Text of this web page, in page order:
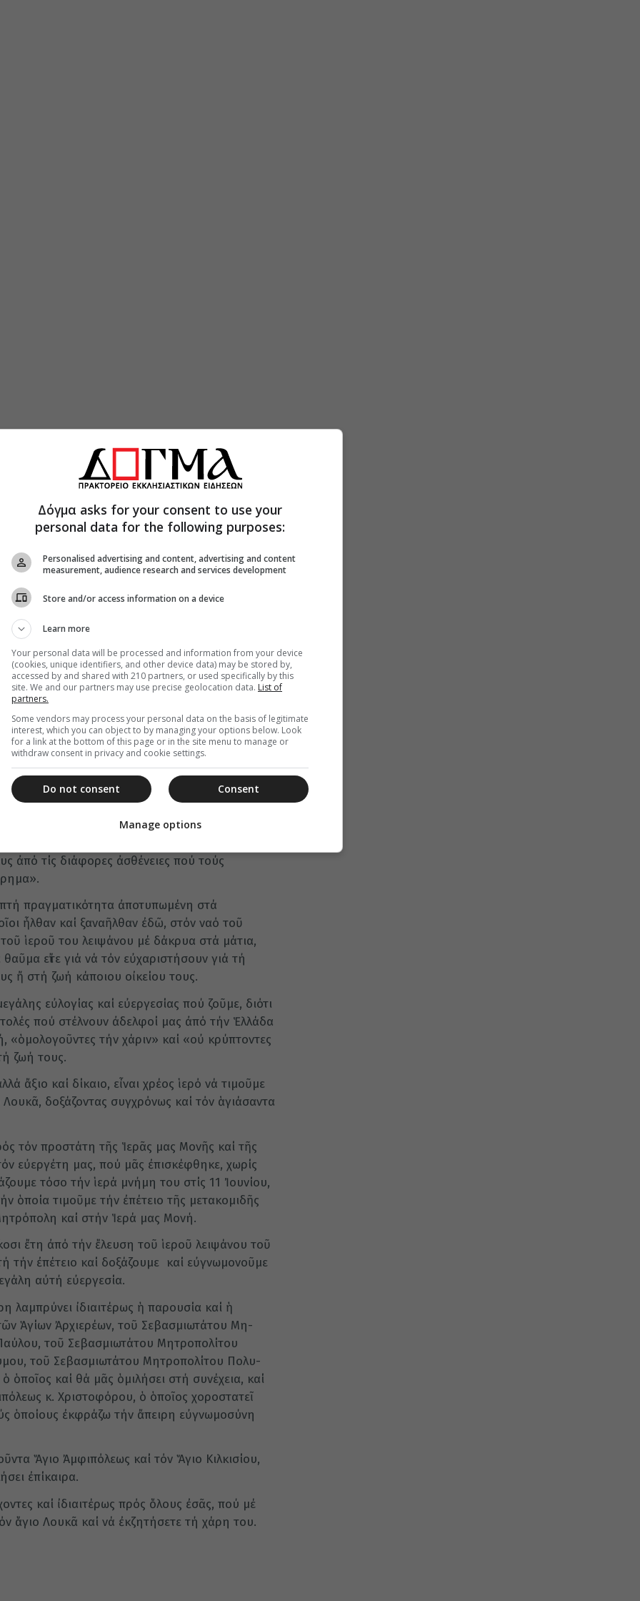
της συμπληρώσεως 20 ετών από την
Αγίου Λουκά στην Ιερά Μονή της Παναγίας
τα εγκαίνια της Έκθεσης φωτογραφίας και
εκτίθενται σπάνιες φωτογραφίες
βυζαντινές εικονογραφίες, ιερά κειμήλια
και σύγχρονες φωτογραφίες από την
του Αγίου Λουκά και την ανέγερση του
και τους ευλαβείς πιστούς ξενάγησε
Ιατρικής Εβδομάδας Αρχιμ. Αρσένιος
μας Μητροπόλεως.
Παντελεήμων εξέφρασε τις θερμές του
που λαμπρύνουν με την παρουσία τους την
Εἴκοσι χρόνια συμπληρώνονται φέτος
τοῦ ἱεροῦ καί χαρι­τοβρύτου λειψάνου
τότε ἁγίου τῆς Ἐκκλησίας μας, τοῦ ἁγίου
τοῦ ἰατροῦ καί θαυματουργοῦ, στήν Ἱερά
Παναγίας Δοβρᾶ ἀπό τή Συμφερούπολη τῆς
μεγάλη εὐλογία νά ἔχουμε κοντά μας, δίπλα
καί θαυ­μα­τουργοῦ αὐτοῦ ἁγίου μας,
καί ὄχι μόνο ἀδελφοί μας καί ζητοῦν τή
ἀπό τίς διάφορες ἀσθένειες πού τούς
πραγματικότητα ἀποτυ­πω­μένη στά
ἦλθαν καί ξανα­ῆλθαν ἐδῶ, στόν ναό τοῦ
ἱεροῦ του λειψάνου μέ δά­κρυα στά μάτια,
εἴτε γιά νά τόν εὐχαριστήσουν γιά τή
ἤ στή ζωή κάποιου οἰκείου τους.
εὐλογίας καί εὐεργε­σίας πού ζοῦμε, διότι
πού στέλνουν ἀδελφοί μας ἀπό τήν Ἑλλάδα
«ὁμολογοῦντες τήν χάριν» καί «οὐ κρύπτοντες
ζωή τους.
ἄξιο καί δίκαιο, εἶναι χρέος ἱερό νά τιμοῦμε
δοξάζοντας συγχρόνως καί τόν ἁγιάσαντα
τόν προστάτη τῆς Ἱερᾶς μας Μονῆς καί τῆς
εὐεργέτη μας, πού μᾶς ἐπισκέφθηκε, χωρίς
τόσο τήν ἱερά μνήμη του στίς 11 Ἰουνίου,
ὁποία τι­μοῦμε τήν ἐπέτειο τῆς μετακομι­δῆς
καί στήν Ἱερά μας Μονή.
ἔτη ἀπό τήν ἔλευση τοῦ ἱεροῦ λειψάνου τοῦ
τήν ἐπέ­τειο καί δοξάζουμε καί εὐγνωμο­νοῦμε
αὐτή εὐεργεσία.
λαμπρύνει ἰδιαιτέρως ἡ πα­ρουσία καί ἡ
Ἁγίων Ἀρχιερέων, τοῦ Σεβασμιωτάτου Μη­
τοῦ Σεβασμιωτάτου Μητροπολίτου
τοῦ Σεβασμιωτάτου Μητροπολίτου Πο­λυ­
ὁποῖος καί θά μᾶς ὁμιλήσει στή συνέχεια, καί
κ. Χριστοφόρου, ὁ ὁποῖος χοροστατεῖ
ὁποίους ἐκφράζω τήν ἄπειρη εὐγνωμοσύνη
Ἅγιο Ἀμφιπόλεως καί τόν Ἅγιο Κιλκισίου,
ἐπίκαι­ρα.
καί ἰδιαιτέρως πρός ὅλους ἐσᾶς, πού μέ
ἅγιο Λουκᾶ καί νά ἐκζητήσετε τή χάρη του.
Δόγμα asks for your consent to use your
personal data for the following purposes:
Personalised advertising and content, advertising and content
measurement, audience research and services development
Store and/or access information on a device
Learn more
Your personal data will be processed and information from your device
(cookies, unique identifiers, and other device data) may be stored by,
accessed by and shared with 210 partners, or used specifically by this
site. We and our partners may use precise geolocation data. List of
partners.
Some vendors may process your personal data on the basis of legitimate
interest, which you can object to by managing your options below. Look
for a link at the bottom of this page or in the site menu to manage or
withdraw consent in privacy and cookie settings.
Consent
Do not consent
Manage options